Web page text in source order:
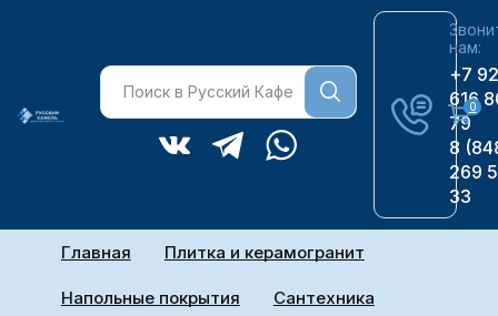
нам:
+7
616
79
8
269
33
0
Главная Плитка и керамогранит
Напольные покрытия Сантехника